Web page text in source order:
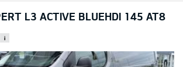
L3 ACTIVE BLUEHDI 145 AT8
i